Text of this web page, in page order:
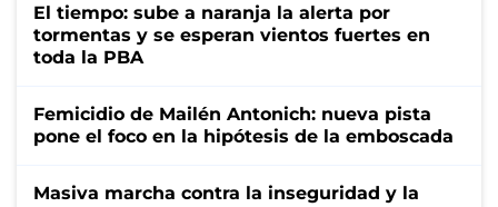
El tiempo: sube a naranja la alerta por
tormentas y se esperan vientos fuertes en
toda la PBA
Femicidio de Mailén Antonich: nueva pista
pone el foco en la hipótesis de la emboscada
Masiva marcha contra la inseguridad y la